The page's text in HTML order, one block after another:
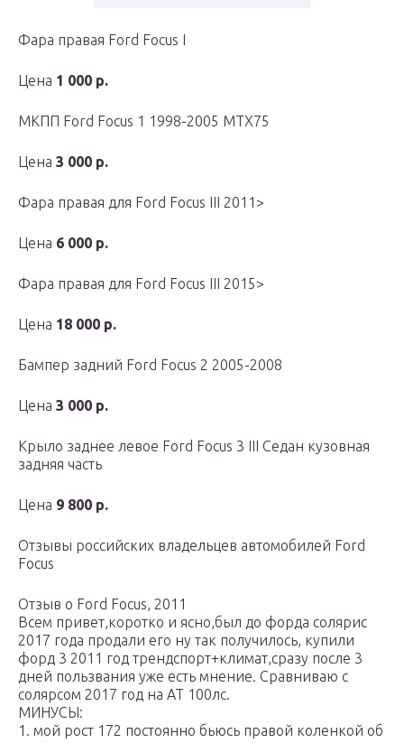
Фара правая Ford Focus I
Цена 1 000 р.
МКПП Ford Focus 1 1998-2005 MTX75
Цена 3 000 р.
Фара правая для Ford Focus III 2011>
Цена 6 000 р.
Фара правая для Ford Focus III 2015>
Цена 18 000 р.
Бампер задний Ford Focus 2 2005-2008
Цена 3 000 р.
Крыло заднее левое Ford Focus 3 III Седан кузовная
задняя часть
Цена 9 800 р.
Отзывы российских владельцев автомобилей Ford
Focus
Отзыв о Ford Focus, 2011
Всем привет,коротко и ясно,был до форда солярис
2017 года продали его ну так получилось, купили
форд 3 2011 год трендспорт+климат,сразу после 3
дней пользвания уже есть мнение. Сравниваю с
солярсом 2017 год на АТ 100лс.
МИНУСЫ:
1. мой рост 172 постоянно бьюсь правой коленкой об